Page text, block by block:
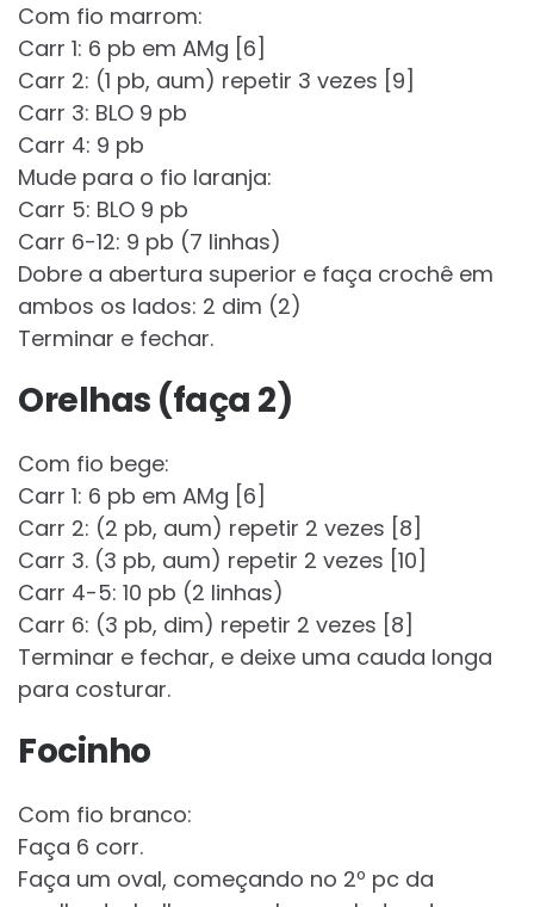
Com fio marrom:
Carr 1: 6 pb em AMg [6]
Carr 2: (1 pb, aum) repetir 3 vezes [9]
Carr 3: BLO 9 pb
Carr 4: 9 pb
Mude para o fio laranja:
Carr 5: BLO 9 pb
Carr 6-12: 9 pb (7 linhas)
Dobre a abertura superior e faça crochê em
ambos os lados: 2 dim (2)
Terminar e fechar.
Orelhas (faça 2)
Com fio bege:
Carr 1: 6 pb em AMg [6]
Carr 2: (2 pb, aum) repetir 2 vezes [8]
Carr 3. (3 pb, aum) repetir 2 vezes [10]
Carr 4-5: 10 pb (2 linhas)
Carr 6: (3 pb, dim) repetir 2 vezes [8]
Terminar e fechar, e deixe uma cauda longa
para costurar.
Focinho
Com fio branco:
Faça 6 corr.
Faça um oval, começando no 2º pc da